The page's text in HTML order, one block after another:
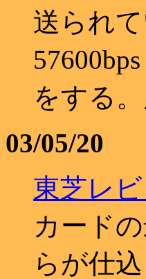
送られ
をする
03/05/20
東芝レ
カード
らが仕